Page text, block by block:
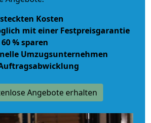
Kosten
mit einer Festpreisgarantie
% sparen
Umzugsunternehmen
Angebote erhalten